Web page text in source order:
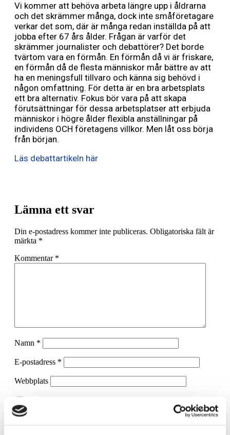
Vi kommer att behöva arbeta längre upp i åldrarna
och det skrämmer många, dock inte småföretagare
verkar det som, där är många redan inställda på att
jobba efter 67 års ålder. Frågan är varför det
skrämmer journalister och debattörer? Det borde
tvärtom vara en förmån. En förmån då vi är friskare,
en förmån då de flesta människor mår bättre av att
ha en meningsfull tillvaro och känna sig behövd i
någon omfattning. För detta är en bra arbetsplats
ett bra alternativ. Fokus bör vara på att skapa
förutsättningar för dessa arbetsplatser att erbjuda
människor i högre ålder flexibla anställningar på
individens OCH företagens villkor. Men låt oss börja
från början.
Läs debattartikeln här
Lämna ett svar
Din e-postadress kommer inte publiceras. Obligatoriska fält är
märkta *
Kommentar *
Namn *
E-postadress *
Webbplats
webbläsare till nästa gång jag skriver en kommentar.